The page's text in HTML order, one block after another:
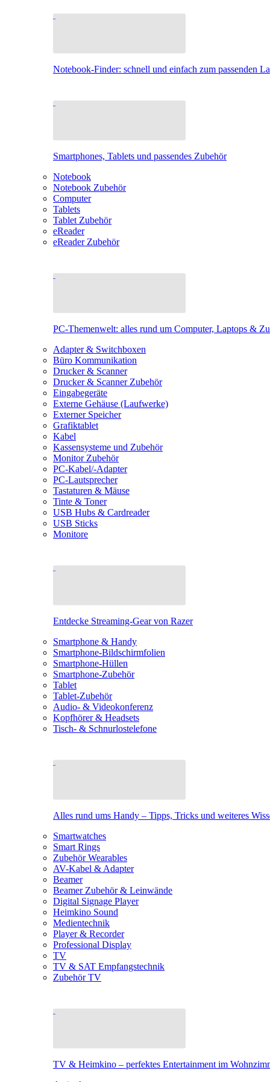
Notebook-Finder: schnell und einfach zum passenden
Smartphones, Tablets und passendes Zubehör
Notebook
Notebook Zubehör
Computer
Tablets
Tablet Zubehör
eReader
eReader Zubehör
PC-Themenwelt: alles rund um Computer, Laptops &
Adapter & Switchboxen
Büro Kommunikation
Drucker & Scanner
Drucker & Scanner Zubehör
Eingabegeräte
Externe Gehäuse (Laufwerke)
Externer Speicher
Grafiktablet
Kabel
Kassensysteme und Zubehör
Monitor Zubehör
PC-Kabel/-Adapter
PC-Lautsprecher
Tastaturen & Mäuse
Tinte & Toner
USB Hubs & Cardreader
USB Sticks
Monitore
Entdecke Streaming-Gear von Razer
Smartphone & Handy
Smartphone-Bildschirmfolien
Smartphone-Hüllen
Smartphone-Zubehör
Tablet
Tablet-Zubehör
Audio- & Videokonferenz
Kopfhörer & Headsets
Tisch- & Schnurlostelefone
Alles rund ums Handy – Tipps, Tricks und weiteres
Smartwatches
Smart Rings
Zubehör Wearables
AV-Kabel & Adapter
Beamer
Beamer Zubehör & Leinwände
Digital Signage Player
Heimkino Sound
Medientechnik
Player & Recorder
Professional Display
TV
TV & SAT Empfangstechnik
Zubehör TV
TV & Heimkino – perfektes Entertainment im